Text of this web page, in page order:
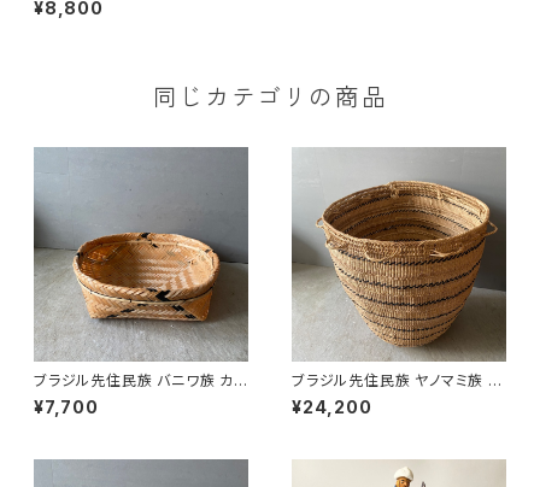
¥8,800
同じカテゴリの商品
ブラジル先住民族 バニワ族 カゴ
’25 （８）
¥7,700
ブラジル先住民族 ヤノマミ族 カ
ゴ '25（１）
¥24,200